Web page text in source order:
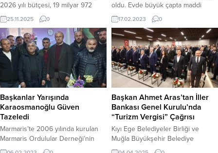
2026 yılı bütçesi, 19 milyar 972
milyon TL olarak belirlenip oy
birliğiyle kabul edildi. Kıyı Ege
Belediyeler Birliği ve Muğla
Büyükşehir Belediye Başkanı
Ahmet Aras’ın başkanlığında
toplanan Büyükşehir Belediye
Meclisi’nde bütçe görüşmeleri
gerçekleştirildi ve teklif meclis
üyelerinin ortak kararıyla onaylandı.
Başkan Aras, hazırlanan bütçenin
Muğla’nın öncelikli ihtiyaçlarına...
25.11.2025 0
oldu. Evde büyük çapta maddi
hasar meydana geldi. Milas–
Bodrum Havalimanı’nın da yer
aldığı Ekinambarı Mahallesi Merkez
Sokak’taki bir evde gece
saatlerinde elektrik kontağından
yangın başladı. Kısa sürede
büyüyen yangın, 2 katlı evin üst
katını tamamen sardı. Yangına
Muğla Büyükşehir Belediyesi
Milas...
17.02.2023 0
Başkanlar Yarışında
Karaosmanoğlu Güven
Tazeledi
Marmaris’te 2006 yılında kurulan
Marmaris Ordulular Derneği’nin
(MORDER) kurucu üyelerinden 3.
Başkan Ahmet Aras’tan İller
Bankası Genel Kurulu’nda
“Turizm Vergisi” Çağrısı
Kıyı Ege Belediyeler Birliği ve
Muğla Büyükşehir Belediye
Başkanı Ahmet Aras, İller